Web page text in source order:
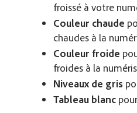
froissé à votre
Couleur chaude
chaudes à la
Couleur froide
froides à la
Niveaux de gris
Tableau blanc